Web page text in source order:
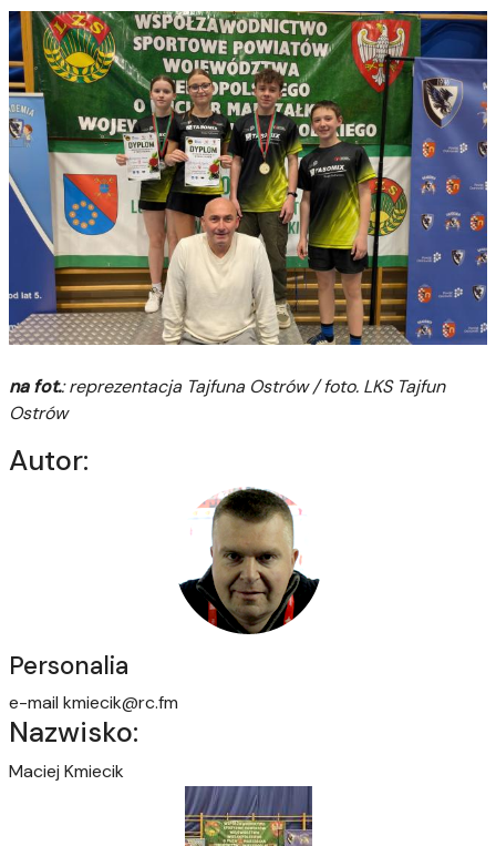
na fot.: reprezentacja Tajfuna Ostrów / foto. LKS Tajfun
Ostrów
Autor:
Personalia
e-mail kmiecik@rc.fm
Nazwisko:
Maciej Kmiecik